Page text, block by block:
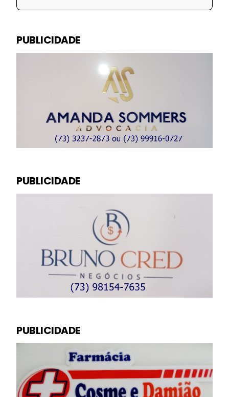
PUBLICIDADE
PUBLICIDADE
PUBLICIDADE